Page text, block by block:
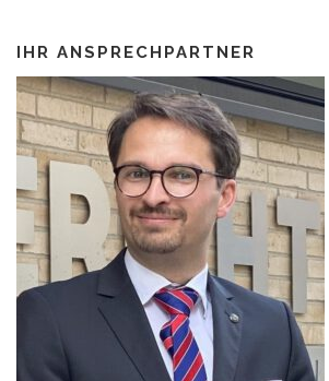
IHR ANSPRECHPARTNER